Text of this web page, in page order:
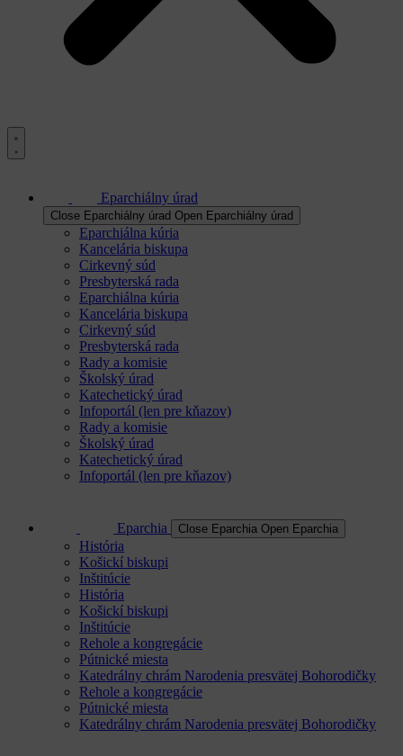
Eparchiálny úrad
Close Eparchiálny úrad Open Eparchiálny úrad
Eparchiálna kúria
Kancelária biskupa
Cirkevný súd
Presbyterská rada
Eparchiálna kúria
Kancelária biskupa
Cirkevný súd
Presbyterská rada
Rady a komisie
Školský úrad
Katechetický úrad
Infoportál (len pre kňazov)
Rady a komisie
Školský úrad
Katechetický úrad
Infoportál (len pre kňazov)
Eparchia Close Eparchia Open Eparchia
História
Košickí biskupi
Inštitúcie
História
Košickí biskupi
Inštitúcie
Rehole a kongregácie
Pútnické miesta
Katedrálny chrám Narodenia presvätej Bohorodičky
Rehole a kongregácie
Pútnické miesta
Katedrálny chrám Narodenia presvätej Bohorodičky